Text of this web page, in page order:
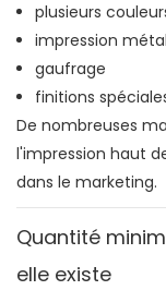
plusieurs
impression
gaufrage
finitions
De nombreuses
l'impression haut
dans le marketing.
Quantité
elle existe